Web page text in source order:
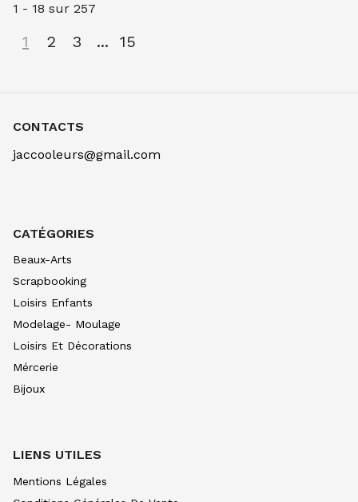
1 - 18 sur 257
1 2 3 ... 15
CONTACTS
jaccooleurs@gmail.com
CATÉGORIES
Beaux-Arts
Scrapbooking
Loisirs Enfants
Modelage- Moulage
Loisirs Et Décorations
Mércerie
Bijoux
LIENS UTILES
Mentions Légales